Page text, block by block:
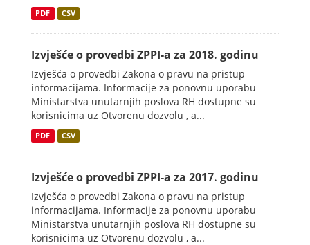
PDF CSV
Izvješće o provedbi ZPPI-a za 2018. godinu
Izvješća o provedbi Zakona o pravu na pristup
informacijama. Informacije za ponovnu uporabu
Ministarstva unutarnjih poslova RH dostupne su
korisnicima uz Otvorenu dozvolu , a...
PDF CSV
Izvješće o provedbi ZPPI-a za 2017. godinu
Izvješća o provedbi Zakona o pravu na pristup
informacijama. Informacije za ponovnu uporabu
Ministarstva unutarnjih poslova RH dostupne su
korisnicima uz Otvorenu dozvolu , a...